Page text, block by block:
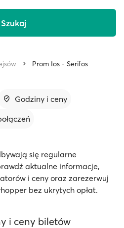
Szukaj
Prom Ios - Serifos
Godziny i ceny
się regularne
aktualne informacje,
i ceny oraz zarezerwuj
bez ukrytych opłat.
i ceny biletów